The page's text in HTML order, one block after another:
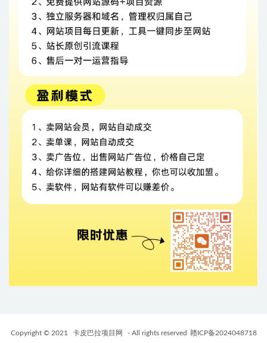
Copyright © 2021 卡皮巴拉项目网 - All rights reserved 赣ICP备2024048718